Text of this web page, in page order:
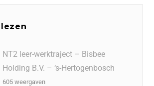
er o
d
n
a
s
p
l
NT2 leer-werktraject – Bisbee
Holding B.V. – ‘s-Hertogenbosch
605 weergaven